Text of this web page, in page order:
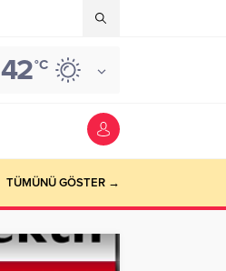
42°C
TÜMÜNÜ GÖSTER →